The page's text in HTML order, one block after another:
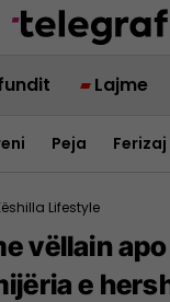
Lajme
Peja Ferizaj
Lifestyle
vëllain
e